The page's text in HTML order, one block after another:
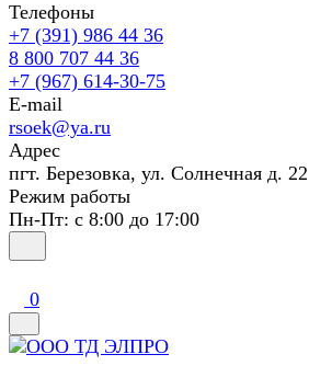
Телефоны
+7 (391) 986 44 36
8 800 707 44 36
+7 (967) 614-30-75
E-mail
rsoek@ya.ru
Адрес
пгт. Березовка, ул. Солнечная д. 22
Режим работы
Пн-Пт: с 8:00 до 17:00
0